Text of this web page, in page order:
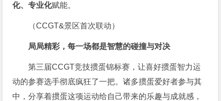
化、专业化赋能。
（CCGT&景区首次联动）
局局精彩，每一场都是智慧的碰撞与对决
第三届CCGT竞技掼蛋锦标赛，让喜好掼蛋智力运
动的参赛选手彻底疯狂了一把。诸多掼蛋爱好者参与其
中，分享着掼蛋这项运动给自己带来的乐趣与成就感，